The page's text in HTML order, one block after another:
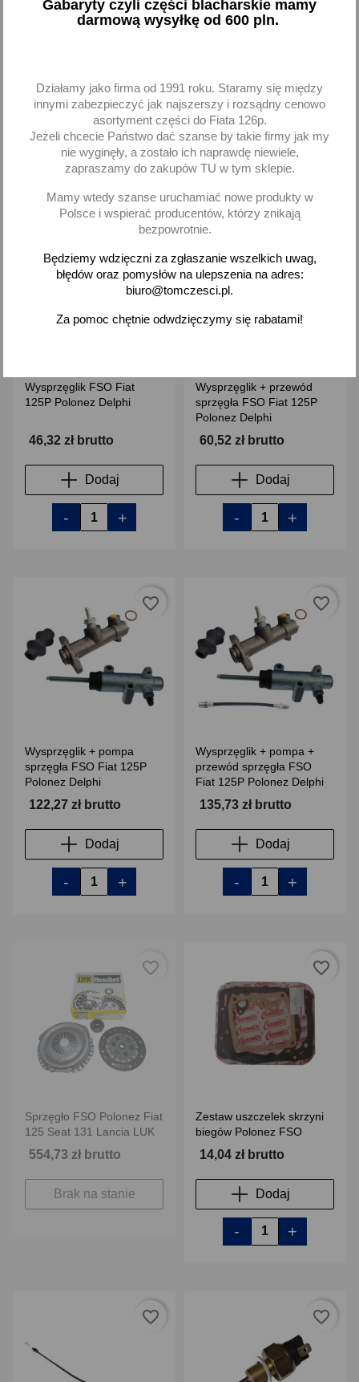
Wysprzęglik siłownik
sprzęgła Fiat FSO 125p
Dodaj
- +
Odbojnik odbój guma
tylnego mostu FSO Fiat
Brak na stanie
Wysprzęglik FSO Fiat
125P Polonez Delphi
46,32 zł brutto
Dodaj
- +
favorite_border
Wysprzęglik + przewód
sprzęgła FSO Fiat 125P
Polonez Delphi
60,52 zł brutto
Dodaj
- +
Wysprzęglik + pompa
sprzęgła FSO Fiat 125P
Polonez Delphi
122,27 zł brutto
Dodaj
- +
favorite_border
Wysprzęglik + pompa +
przewód sprzęgła FSO
Fiat 125P Polonez Delphi
135,73 zł brutto
Dodaj
- +
favorite_border
Sprzęgło FSO Polonez Fiat
125 Seat 131 Lancia LUK
554,73 zł brutto
Brak na stanie
favorite_border
Zestaw uszczelek skrzyni
biegów Polonez FSO
14,04 zł brutto
Dodaj
- +
favorite_border
favorite_border favorite_border
Gabaryty czyli części blacharskie mamy
darmową wysyłkę od 600 pln.
Działamy jako firma od 1991 roku. Staramy się między
innymi zabezpieczyć jak najszerszy i rozsądny cenowo
asortyment części do Fiata 126p.
Jeżeli chcecie Państwo dać szanse by takie firmy jak my
nie wyginęły, a zostało ich naprawdę niewiele,
zapraszamy do zakupów TU w tym sklepie.
Mamy wtedy szanse uruchamiać nowe produkty w
Polsce i wspierać producentów, którzy znikają
bezpowrotnie.
Będziemy wdzięczni za zgłaszanie wszelkich uwag,
błędów oraz pomysłów na ulepszenia na adres:
biuro@tomczesci.pl.
Za pomoc chętnie odwdzięczymy się rabatami!